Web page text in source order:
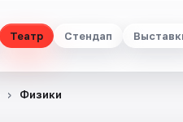
Театр Стендап
Физики